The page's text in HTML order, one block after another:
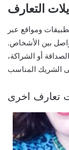
التعارف
ومواقع عبر
بين الأشخاص.
أو الشراكة،